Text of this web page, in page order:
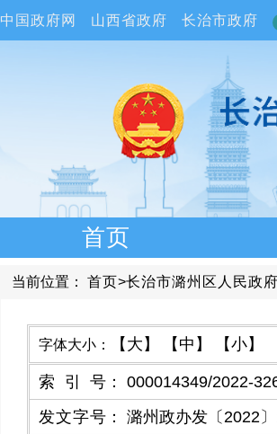
中国政府网 山西省政府 长治市政府
首页
当前位置： 首页>长治市潞州区人民政府
字体大小： 【大】 【中】 【小】
索引号 ：
000014349/2022-
发文字号 ： 潞州政办发〔2022